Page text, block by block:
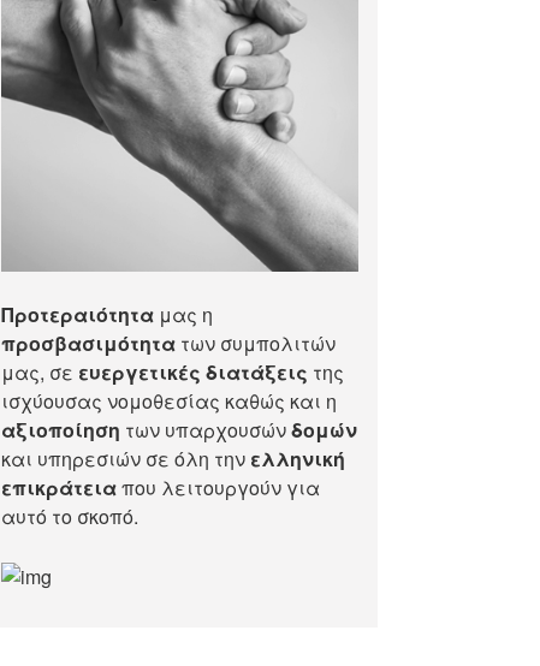
Προτεραιότητα μας η
προσβασιμότητα των συμπολιτών
μας, σε ευεργετικές διατάξεις της
ισχύουσας νομοθεσίας καθώς και η
αξιοποίηση των υπαρχουσώνδομών
και υπηρεσιών σε όλη την ελληνική
επικράτειαπου λειτουργούν για
αυτό το σκοπό.​